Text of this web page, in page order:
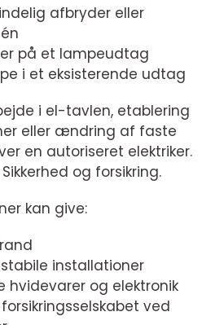
afbryder eller
på et lampeudtag
i et eksisterende udtag
i el-tavlen, etablering
eller ændring af faste
en autoriseret elektriker.
og forsikring.
kan give:
installationer
hvidevarer og elektronik
ved